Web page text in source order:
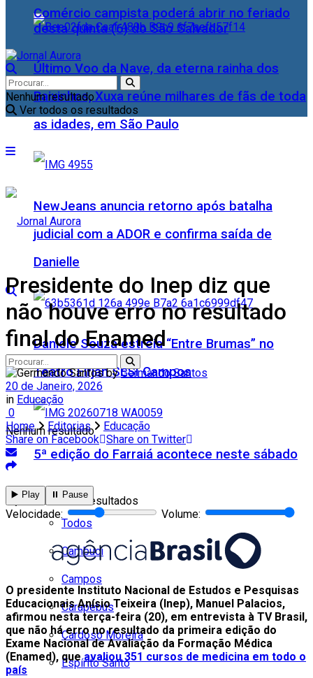
Último Voo da Nave, da eterna rainha dos
Baixinhos, Xuxa reúne milhares de fãs de toda
as idades, em São Paulo
NewJeans anuncia retorno após batalha
judicial com a ADOR e confirma saída de
Danielle
Daniele Souza estreia “Entre Brumas” no
Teatro Firjan SESI Campos
5ª edição do Farraiá acontece neste sábado
Cidades
Todos
Cambuci
Campos
Carapebus
Cardoso Moreira
Espírito Santo
Comércio campista poderá abrir no feriado
desta quinta (6) do São Salvador
Nenhum resultado
Ver todos os resultados
Nenhum resultado
Ver todos os resultados
Presidente do Inep diz que
não houve erro no resultado
final do Enamed
by Germando Santos
20 de Janeiro, 2026
in Educação
0
Home
Editorias
Educação
Share on Facebook Share on Twitter
▶️ Play ⏸️ Pause
Velocidade: Volume:
O presidente Instituto Nacional de Estudos e Pesquisas
Educacionais Anísio Teixeira (Inep), Manuel Palacios,
afirmou nesta terça-feira (20), em entrevista à TV Brasil,
que não há erro no resultado da primeira edição do
Exame Nacional de Avaliação da Formação Médica
(Enamed), queavaliou 351 cursos de medicina em todo o
país